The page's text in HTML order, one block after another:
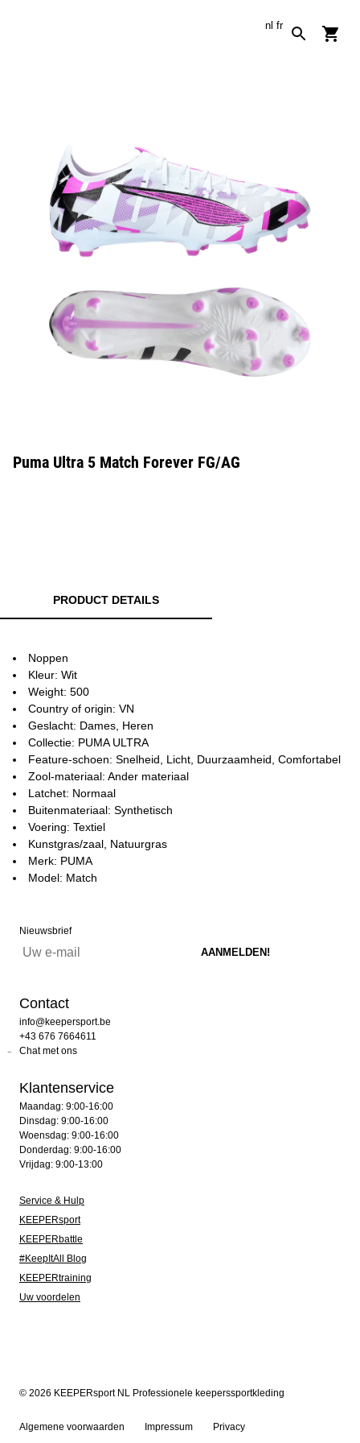
nl fr
Puma Ultra 5 Match Forever FG/AG
PRODUCT DETAILS
Noppen
Kleur: Wit
Weight: 500
Country of origin: VN
Geslacht: Dames, Heren
Collectie: PUMA ULTRA
Feature-schoen: Snelheid, Licht, Duurzaamheid, Comfortabel
Zool-materiaal: Ander materiaal
Latchet: Normaal
Buitenmateriaal: Synthetisch
Voering: Textiel
Kunstgras/zaal, Natuurgras
Merk: PUMA
Model: Match
Nieuwsbrief
Contact
info@keepersport.be
+43 676 7664611
Chat met ons
Klantenservice
Maandag: 9:00-16:00
Dinsdag: 9:00-16:00
Woensdag: 9:00-16:00
Donderdag: 9:00-16:00
Vrijdag: 9:00-13:00
Service & Hulp
KEEPERsport
KEEPERbattle
#KeepItAll Blog
KEEPERtraining
Uw voordelen
© 2026 KEEPERsport NL Professionele keeperssportkleding
Algemene voorwaarden Impressum Privacy